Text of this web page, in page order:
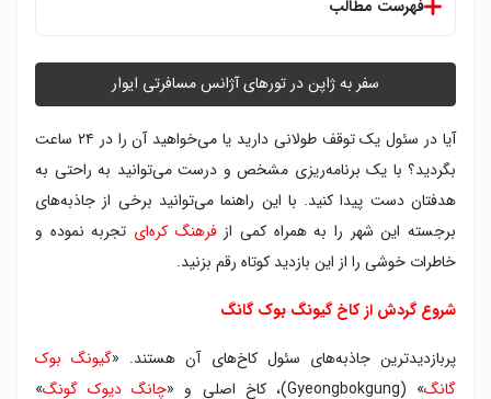
فهرست مطالب
تجربه فرهنگ کره‌ای در دهکده باکچون هانوک
تماشای کاخ چانگ دیوک گونگ و باغ مخفی
تجربه روح هنری شهر در اینسادونگ
تماشای شهر از بالای برج نامسان
خرید و صرف غذا در میونگ دونگ
تجربه شبی پرشور در ایتائوون
سفر به ژاپن در تورهای آژانس مسافرتی ایوار
آیا در سئول یک توقف طولانی دارید یا می‌خواهید آن را در ۲۴ ساعت
بگردید؟ با یک برنامه‌ریزی مشخص و درست می‌توانید به راحتی به
هدفتان دست پیدا کنید. با این راهنما می‌توانید برخی از جاذبه‌های
برجسته این شهر را به همراه کمی ازفرهنگ کره‌ای تجربه نموده و
خاطرات خوشی را از این بازدید کوتاه رقم بزنید.
شروع گردش از کاخ گیونگ بوک گانگ
پربازدیدترین جاذبه‌های سئول کاخ‌های آن هستند. «گیونگ بوک
گانگ» (Gyeongbokgung)، کاخ اصلی و « چانگ دیوک گونگ»